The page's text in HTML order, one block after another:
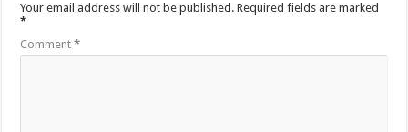
Your email address will not be published. Required fields are marked
*
Comment*